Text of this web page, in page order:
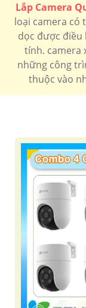
LẮP CAMERA
Camera xoay
đình thường
xoay 360
là
Lắp Camera
loại camera có
dọc được điều
tính. camera
những công
thuộc vào